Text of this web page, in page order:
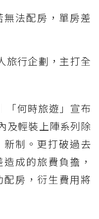
無法配房，單房差
旅行企劃，主打全
「何時旅遊」宣布
及輕裝上陣系列除
制。更打破過去
成的旅費負擔，
房，衍生費用將